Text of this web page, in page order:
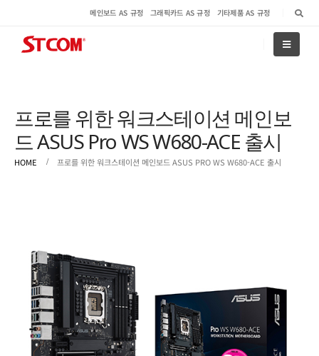
메인보드 AS 규정 그래픽카드 AS 규정 기타제품 AS 규정
프로를 위한 워크스테이션 메인보
드 ASUS Pro WS W680-ACE 출시
HOME 프로를 위한 워크스테이션 메인보드 ASUS PRO WS W680-ACE 출시